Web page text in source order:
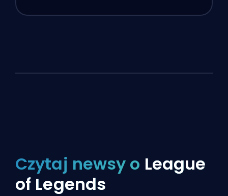
Czytaj newsy o League
of Legends